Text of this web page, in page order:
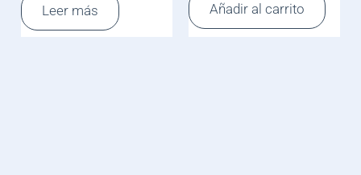
Leer más Añadir al carrito